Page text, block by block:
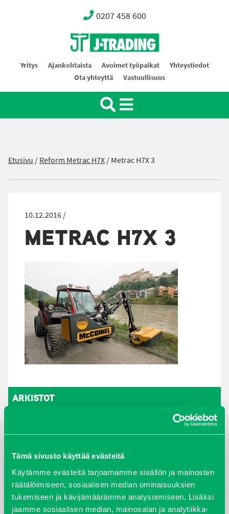
Tämä sivusto käyttää evästeitä
Käytämme evästeitä tarjoamamme sisällön ja mainosten
räätälöimiseen, sosiaalisen median ominaisuuksien
tukemiseen ja kävijämäärämme analysoimiseen. Lisäksi
jaamme sosiaalisen median, mainosalan ja analytiikka-
0207 458 600
Oy J-Trading Ab
Yritys Ajankohtaista Avoimet työpaikat
Yhteystiedot
Ota yhteyttä
Vastuullisuus
Etusivu /Reform Metrac H7X/Metrac H7X 3
10.12.2016 /
METRAC H7X 3
ARKISTOT
syyskuu 2023
joulukuu 2022